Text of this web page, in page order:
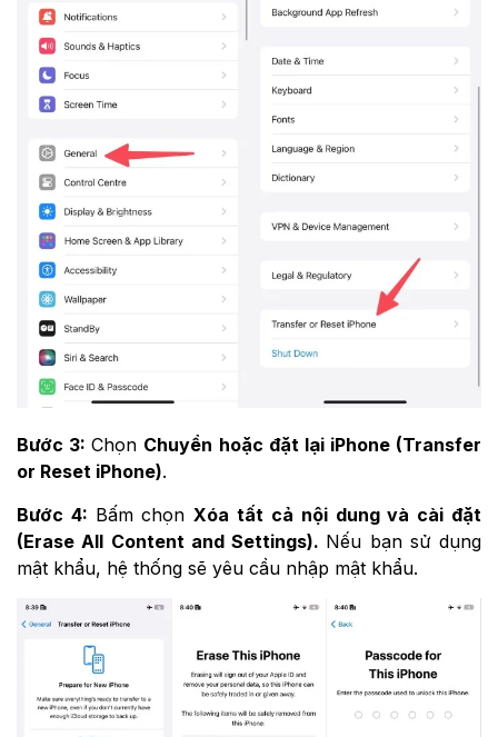
Bước 3:Chọn Chuyển hoặc đặt lại iPhone (Transfer
or Reset iPhone).
Bước 4: Bấm chọnXóa tất cả nội dung và cài đặt
(Erase All Content and Settings). Nếu bạn sử dụng
mật khẩu, hệ thống sẽ yêu cầu nhập mật khẩu.